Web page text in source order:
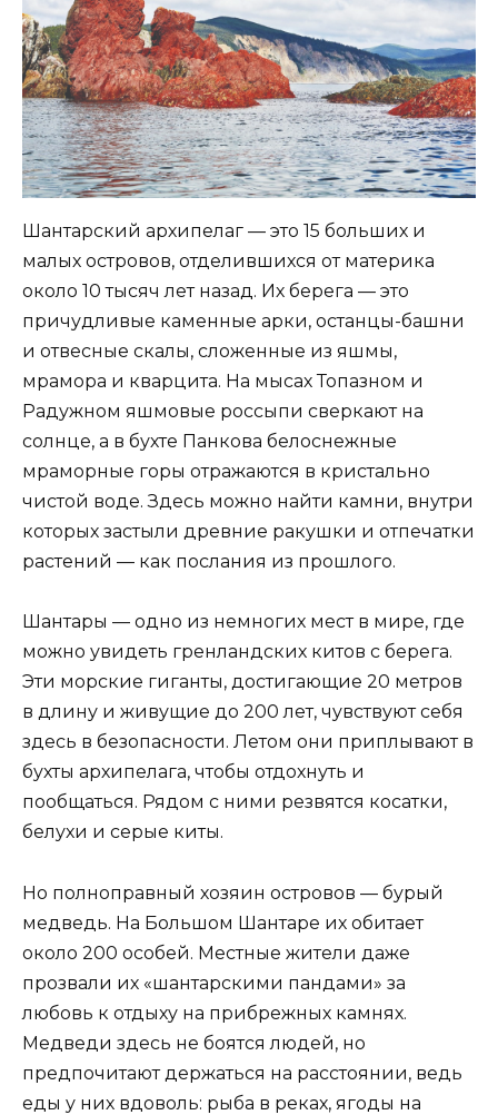
Шантарский архипелаг — это 15 больших и
малых островов, отделившихся от материка
около 10 тысяч лет назад. Их берега — это
причудливые каменные арки, останцы-башни
и отвесные скалы, сложенные из яшмы,
мрамора и кварцита. На мысах Топазном и
Радужном яшмовые россыпи сверкают на
солнце, а в бухте Панкова белоснежные
мраморные горы отражаются в кристально
чистой воде. Здесь можно найти камни, внутри
которых застыли древние ракушки и отпечатки
растений — как послания из прошлого.
Шантары — одно из немногих мест в мире, где
можно увидеть гренландских китов с берега.
Эти морские гиганты, достигающие 20 метров
в длину и живущие до 200 лет, чувствуют себя
здесь в безопасности. Летом они приплывают в
бухты архипелага, чтобы отдохнуть и
пообщаться. Рядом с ними резвятся косатки,
белухи и серые киты.
Но полноправный хозяин островов — бурый
медведь. На Большом Шантаре их обитает
около 200 особей. Местные жители даже
прозвали их «шантарскими пандами» за
любовь к отдыху на прибрежных камнях.
Медведи здесь не боятся людей, но
предпочитают держаться на расстоянии, ведь
еды у них вдоволь: рыба в реках, ягоды на